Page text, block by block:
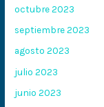
octubre 2023
septiembre 2023
agosto 2023
julio 2023
junio 2023